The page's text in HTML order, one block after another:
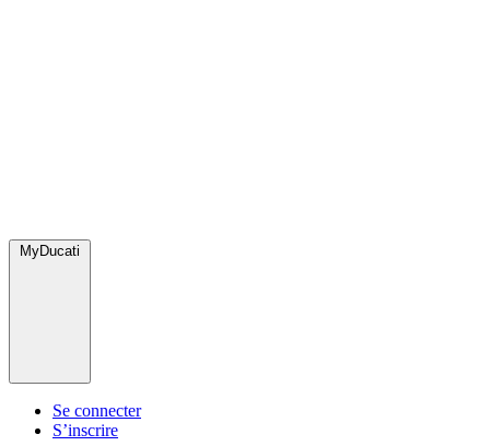
MyDucati
Se connecter
S’inscrire